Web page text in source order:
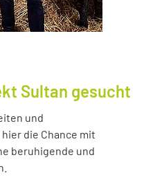
Sultan gesucht
und
die Chance mit
beruhigende und